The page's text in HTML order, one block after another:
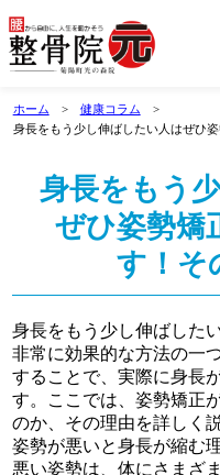
ホーム
健康コラム
身長をもう少し伸ばしたい人はぜひ
身長をもう
ぜひ姿勢矯
す！そ
身長をもう少し伸ばした
非常に効果的な方法の一
することで、実際に身長
す。ここでは、姿勢矯正
のか、その理由を詳しく
姿勢が悪いと身長が縮む
悪い姿勢は、体にさまざ